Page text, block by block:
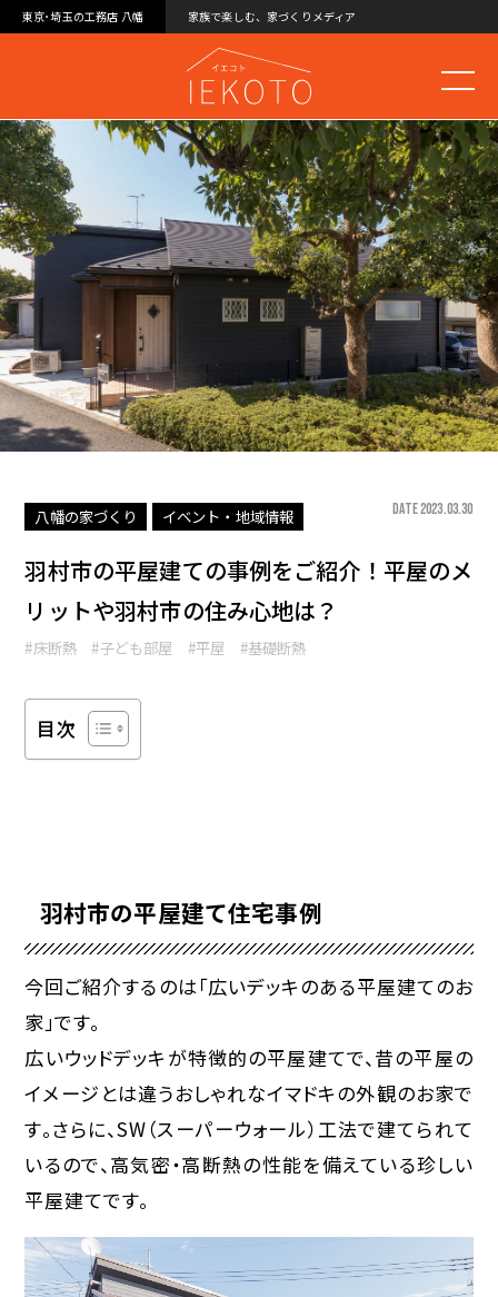
東京･埼玉の工務店 八幡 家族で楽しむ、家づくりメディア
八幡の家づくり イベント・地域情報 DATE 2023.03.30
羽村市の平屋建ての事例をご紹介！平屋のメ
リットや羽村市の住み心地は？
#床断熱 #子ども部屋 #平屋 #基礎断熱
目次
羽村市の平屋建て住宅事例
今回ご紹介するのは「広いデッキのある平屋建てのお
家」です。
広いウッドデッキが特徴的の平屋建てで、昔の平屋の
イメージとは違うおしゃれなイマドキの外観のお家で
す。さらに、SW（スーパーウォール）工法で建てられて
いるので、高気密・高断熱の性能を備えている珍しい
平屋建てです。